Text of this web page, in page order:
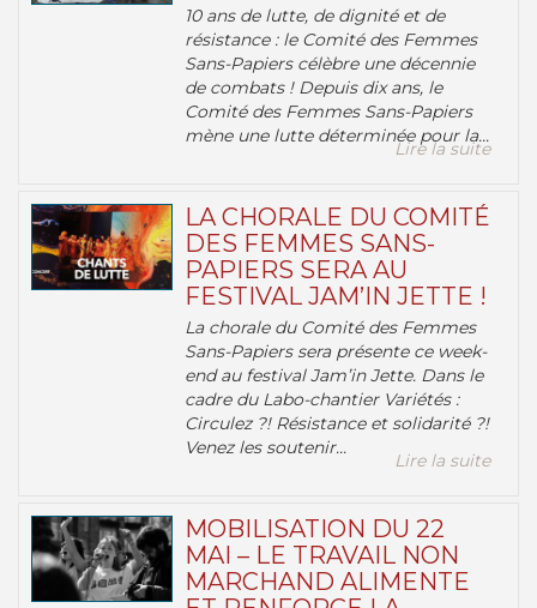
10 ans de lutte, de dignité et de
résistance : le Comité des Femmes
Sans-Papiers célèbre une décennie
de combats ! Depuis dix ans, le
Comité des Femmes Sans-Papiers
mène une lutte déterminée pour la...
Lire la suite
LA CHORALE DU COMITÉ
DES FEMMES SANS-
PAPIERS SERA AU
FESTIVAL JAM’IN JETTE !
La chorale du Comité des Femmes
Sans-Papiers sera présente ce week-
end au festival Jam’in Jette. Dans le
cadre du Labo-chantier Variétés :
Circulez ?! Résistance et solidarité ?!
Venez les soutenir...
Lire la suite
MOBILISATION DU 22
MAI – LE TRAVAIL NON
MARCHAND ALIMENTE